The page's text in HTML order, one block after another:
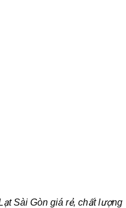
Sài Gòn giá rẻ, chất lượng